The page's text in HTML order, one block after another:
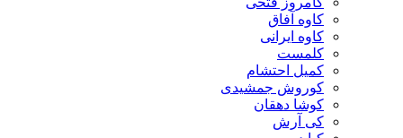
کاوه آفاق
کاوه ایرانی
کلمست
کمیل احتشام
کوروش جمشیدی
کوشا دهقان
کی آرش